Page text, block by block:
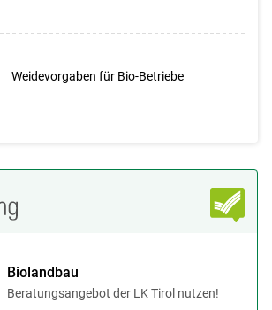
Weidevorgaben für Bio-Betriebe
Biolandbau
Beratungsangebot der LK Tirol nutzen!